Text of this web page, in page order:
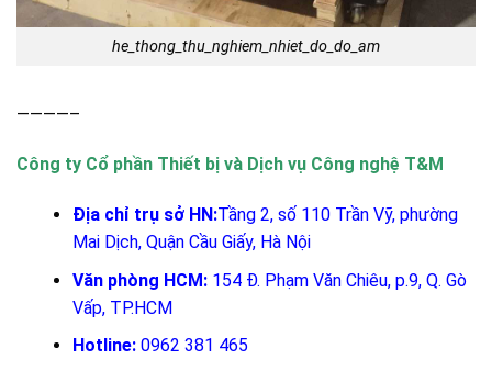
he_thong_thu_nghiem_nhiet_do_do_am
————–
Công ty Cổ phần Thiết bị và Dịch vụ Công nghệ T&M
Địa chỉ trụ sở HN:Tầng 2, số 110 Trần Vỹ, phường
Mai Dịch, Quận Cầu Giấy, Hà Nội
Văn phòng HCM:154 Đ. Phạm Văn Chiêu, p.9, Q. Gò
Vấp, TP.HCM
Hotline: 0962 381 465